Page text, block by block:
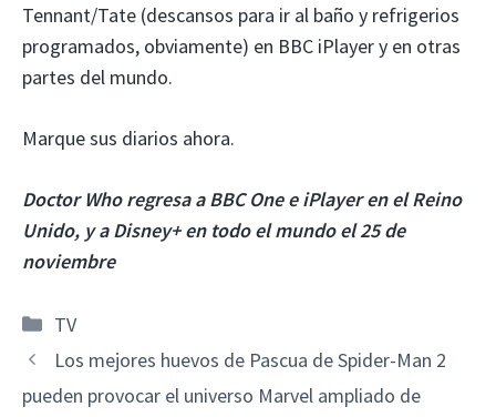
Tennant/Tate (descansos para ir al baño y refrigerios
programados, obviamente) en BBC iPlayer y en otras
partes del mundo.
Marque sus diarios ahora.
Doctor Who regresa a BBC One e iPlayer en el Reino
Unido, y a Disney+ en todo el mundo el 25 de
noviembre
Categorías
TV
Los mejores huevos de Pascua de Spider-Man 2
pueden provocar el universo Marvel ampliado de